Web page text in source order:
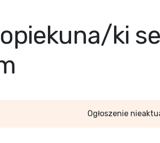
ki
Ogłoszenie